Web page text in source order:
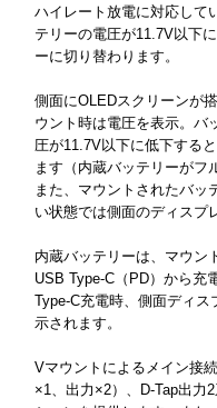
ハイレート放電に対応して
テリーの電圧が11.7V以下
ーに切り替わります。
側面にOLEDスクリーンが
ウント時は電圧を表示。バ
圧が11.7V以下に低下する
ます（内蔵バッテリーがフ
また、マウントされたバッ
い状態では側面のディスプ
内蔵バッテリーは、マウン
USB Type-C （ PD）から充
Type-C充電時、側面ディス
示されます。
Vマウントによるメイン接
×1、出力×2）、 D-Tap出力2